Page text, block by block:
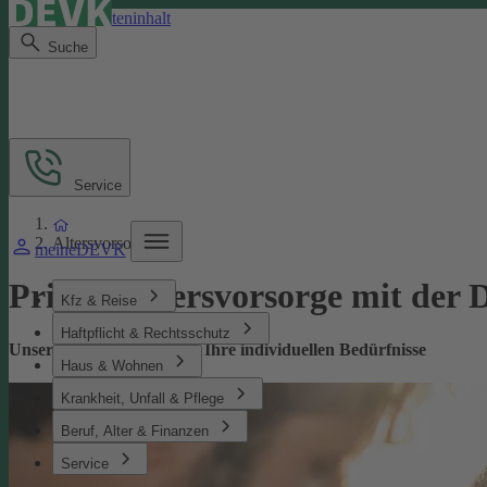
Direkt zum Seiteninhalt
Suche
meineDEVK
Kfz & Reise
Haftpflicht & Rechtsschutz
Haus & Wohnen
Krankheit, Unfall & Pflege
Beruf, Alter & Finanzen
Service
Service
Altersvorsorge
Private­ Altersvorsorge mit der
Unsere Altersvorsorge für Ihre individuellen Bedürfnisse